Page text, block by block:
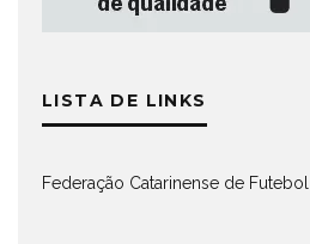
LISTA DE LINKS
Federação Catarinense de Futebol